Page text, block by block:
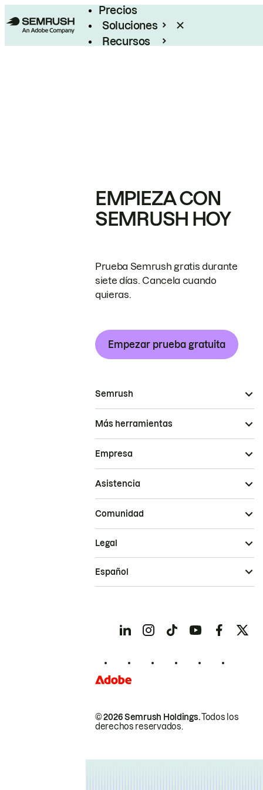
Precios
Soluciones
Recursos
EMPIEZA CON
SEMRUSH HOY
Prueba Semrush gratis durante
siete días. Cancela cuando
quieras.
Empezar prueba gratuita
Semrush
Más herramientas
Empresa
Asistencia
Comunidad
© 2026 Semrush Holdings.Todos los
derechos reservados.
Legal
Español